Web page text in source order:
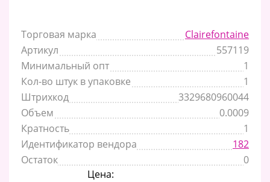
Торговая марка
Clairefontaine
Артикул
557119
Минимальный опт
1
Кол-во штук в упаковке
1
Штрихкод
3329680960044
Объем
0.0009
Кратность
1
Идентификатор вендора
182
Остаток
0
Цена: